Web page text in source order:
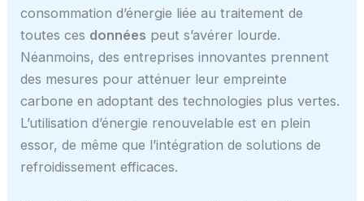
consommation d’énergie liée au traitement de
toutes ces données peut s’avérer lourde.
Néanmoins, des entreprises innovantes prennent
des mesures pour atténuer leur empreinte
carbone en adoptant des technologies plus vertes.
L’utilisation d’énergie renouvelable est en plein
essor, de même que l’intégration de solutions de
refroidissement efficaces.